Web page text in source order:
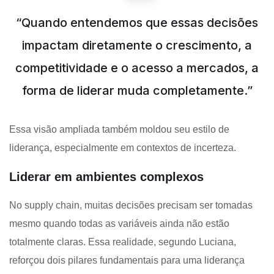
“Quando entendemos que essas decisões
impactam diretamente o crescimento, a
competitividade e o acesso a mercados, a
forma de liderar muda completamente.”
Essa visão ampliada também moldou seu estilo de
liderança, especialmente em contextos de incerteza.
Liderar em ambientes complexos
No supply chain, muitas decisões precisam ser tomadas
mesmo quando todas as variáveis ainda não estão
totalmente claras. Essa realidade, segundo Luciana,
reforçou dois pilares fundamentais para uma liderança